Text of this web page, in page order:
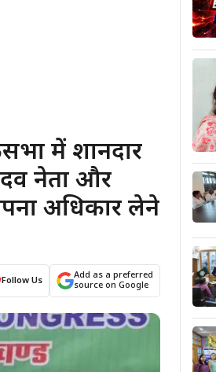
में शानदार
नेता और
अधिकार लेने
Follow Us
Add as a preferred
source on Google